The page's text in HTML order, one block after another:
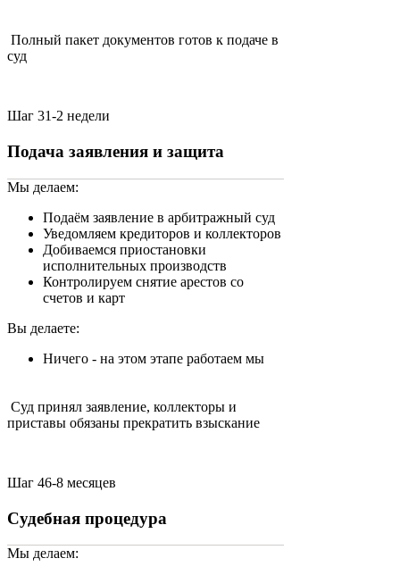
Полный пакет документов готов к подаче в
суд
Шаг 31-2 недели
Подача заявления и защита
Мы делаем:
Подаём заявление в арбитражный суд
Уведомляем кредиторов и коллекторов
Добиваемся приостановки
исполнительных производств
Контролируем снятие арестов со
счетов и карт
Вы делаете:
Ничего - на этом этапе работаем мы
Суд принял заявление, коллекторы и
приставы обязаны прекратить взыскание
Шаг 46-8 месяцев
Судебная процедура
Мы делаем: